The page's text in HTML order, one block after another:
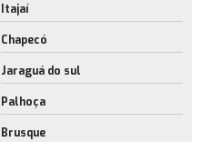
Itajaí
Chapecó
Jaraguá do sul
Palhoça
Brusque